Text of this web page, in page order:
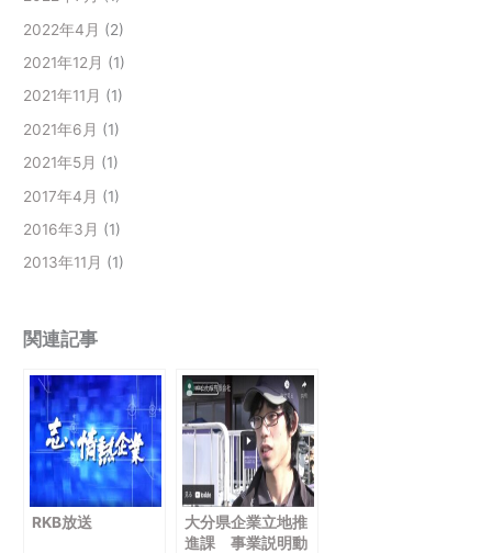
2022年4月 (2)
2021年12月 (1)
2021年11月 (1)
2021年6月 (1)
2021年5月 (1)
2017年4月 (1)
2016年3月 (1)
2013年11月 (1)
関連記事
RKB放送
大分県企業立地推
進課 事業説明動